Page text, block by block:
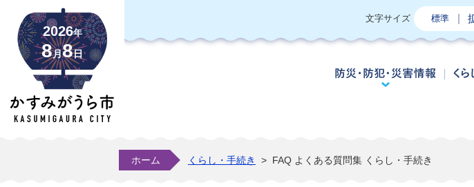
2026年
8月8日
文字サイズ 標準
防災
ホーム くらし・手続き > FAQ よくある質問集 くらし・手続き